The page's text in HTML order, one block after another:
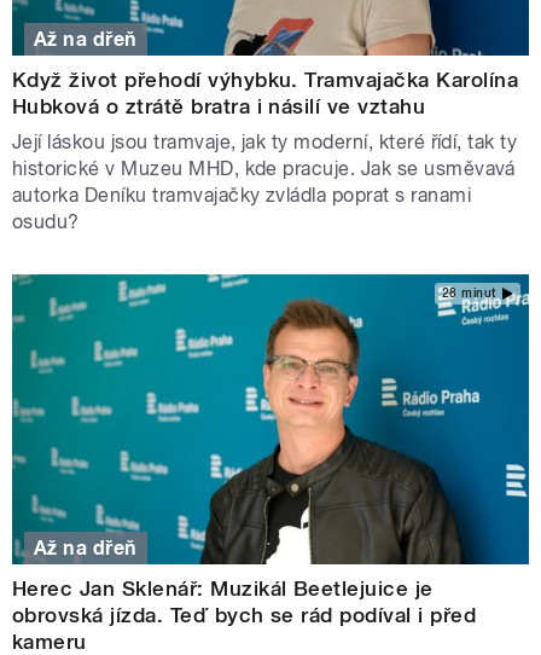
Až na dřeň
Když život přehodí výhybku. Tramvajačka Karolína
Hubková o ztrátě bratra i násilí ve vztahu
Její láskou jsou tramvaje, jak ty moderní, které řídí, tak ty
historické v Muzeu MHD, kde pracuje. Jak se usměvavá
autorka Deníku tramvajačky zvládla poprat s ranami
osudu?
28 minut
Až na dřeň
Herec Jan Sklenář: Muzikál Beetlejuice je
obrovská jízda. Teď bych se rád podíval i před
kameru